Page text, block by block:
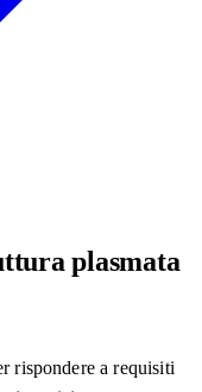
plasmata
rispondere a requisiti